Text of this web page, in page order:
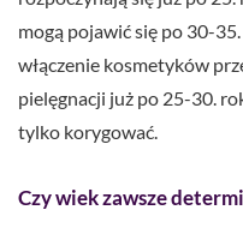
mogą pojawić się po 30-
włączenie kosmetyków
pielęgnacji już po 25-30.
tylko korygować.
Czy wiek zawsze